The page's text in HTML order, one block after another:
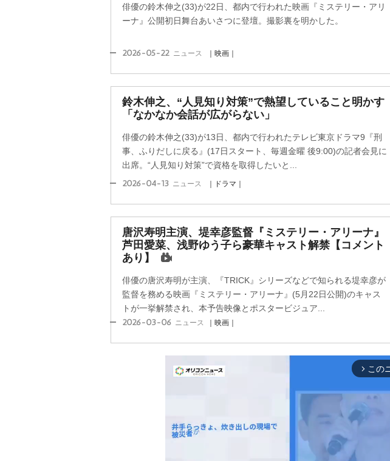
俳優の鈴木伸之(33)が22日、都内で行われた映画『ミステリー・アリ
ーナ』公開初日舞台あいさつに登壇。撮影裏を明かした。
2026-05-22 ニュース ｜映画｜
鈴木伸之、“人見知り対策”で熱望していること明かす
「なかなか会話が広がらない」
俳優の鈴木伸之(33)が13日、都内で行われたテレビ東京ドラマ9『刑
事、ふりだしに戻る』(17日スタート、毎週金曜 後9:00)の記者会見に
出席。“人見知り対策”で資格を取得したいと...
2026-04-13 ニュース ｜ドラマ｜
唐沢寿明主演、堤幸彦監督『ミステリー・アリーナ』
芦田愛菜、浅野ゆう子ら豪華キャスト解禁【コメント
あり】
俳優の唐沢寿明が主演、『TRICK』シリーズなどで知られる堤幸彦が
監督を務める映画『ミステリー・アリーナ』(5月22日公開)のキャス
トが一挙解禁され、本予告映像とポスタービジュア...
2026-03-06 ニュース ｜映画｜
arrow_forward_ios この